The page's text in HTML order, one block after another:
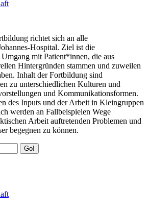
richtet sich an alle
Hospital. Ziel ist die
mit Patient*innen, die aus
Hintergründen stammen und zuweilen
Inhalt der Fortbildung sind
zu unterschiedlichen Kulturen und
und Kommunikationsformen.
des Inputs und der Arbeit in Kleingruppen
werden an Fallbeispielen Wege
Arbeit auftretenden Problemen und
begegnen zu können.
Go!